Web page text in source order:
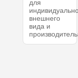
для
внешнего
вида и